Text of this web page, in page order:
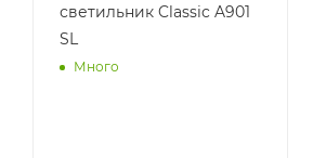
светильник Classic A901
SL
Много